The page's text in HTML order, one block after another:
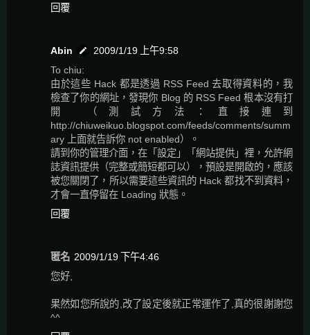
回覆
Abin
2009/1/19 上午9:58
To chiu:
由於這些 Hack 都是透過 RSS Feed 去取得資料的，我
檢查了你的網址，發現你 Blog 的 RSS Feed 根本沒有打
開 （測試方法：直接連到
http://chiuweikuo.blogspot.com/feeds/comments/summ
ary 上面就告訴你 not enabled）。
請到你的管理介面，在「設定」「網站提供」裡，允許網
誌資訊提供（完整或簡短都可以），預設是開啟的，應該
被您關閉了，所以需要這些資訊的 Hack 都找不到資料，
才會一直停留在 Loading 狀態。
回覆
匿名 2009/1/19 下午4:46
您好,
果然如您所說的,改了設定後就正常運作了,真的很謝謝您
^^